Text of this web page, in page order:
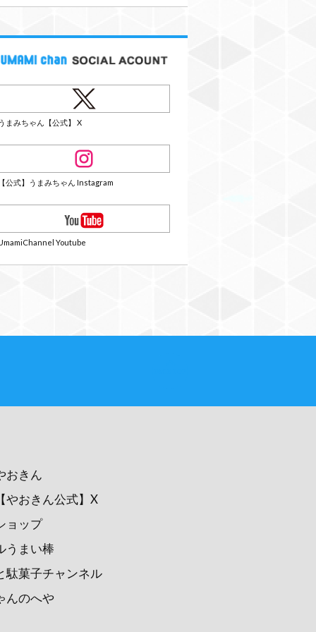
まみちゃん【公式】 X
公式】うまみちゃん Instagram
Youtube
おきん
やおきん公式】X
ョップ
うまい棒
駄菓子チャンネル
んのへや